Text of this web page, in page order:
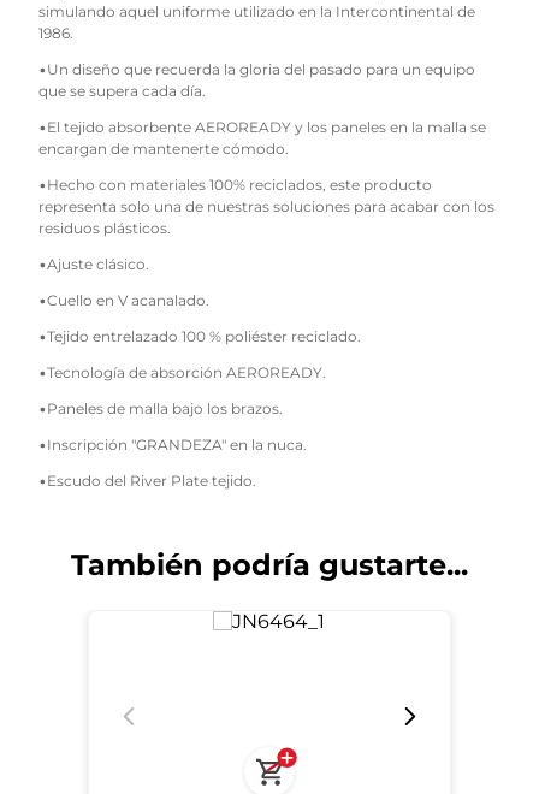
simulando aquel uniforme utilizado en la Intercontinental de
1986.
•Un diseño que recuerda la gloria del pasado para un equipo
que se supera cada día.
•El tejido absorbente AEROREADY y los paneles en la malla se
encargan de mantenerte cómodo.
•Hecho con materiales 100% reciclados, este producto
representa solo una de nuestras soluciones para acabar con los
residuos plásticos.
•Ajuste clásico.
•Cuello en V acanalado.
•Tejido entrelazado 100 % poliéster reciclado.
•Tecnología de absorción AEROREADY.
•Paneles de malla bajo los brazos.
•Inscripción "GRANDEZA" en la nuca.
•Escudo del River Plate tejido.
También podría gustarte...